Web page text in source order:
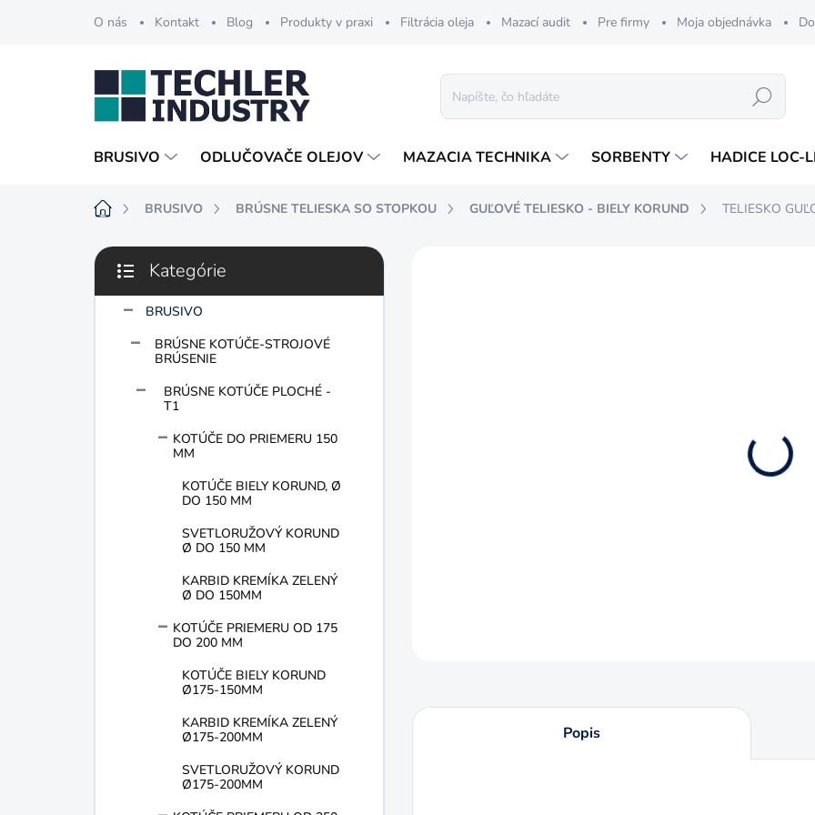
O nás Kontakt Blog Produkty v praxi Filtrácia oleja Mazací audit Pre firmy Moja objednávka
Hľadať
BRUSIVO ODLUČOVAČE OLEJOV MAZACIA TECHNIKA SORBENTY HADICE LOC-
DomovBRUSIVO BRÚSNE TELIESKA SO STOPKOU GUĽOVÉ TELIESKO - BIELY KORUND TELIESKO
B
č
Preskočiť
kategórie
Kategórie
BRUSIVO
BRÚSNE KOTÚČE-STROJOVÉ
BRÚSENIE
BRÚSNE KOTÚČE PLOCHÉ -
T1
KOTÚČE DO PRIEMERU 150
MM
KOTÚČE BIELY KORUND, Ø
DO 150 MM
SVETLORUŽOVÝ KORUND
Ø DO 150 MM
KARBID KREMÍKA ZELENÝ
Ø DO 150MM
KOTÚČE PRIEMERU OD 175
DO 200 MM
KOTÚČE BIELY KORUND
Ø175-150MM
KARBID KREMÍKA ZELENÝ
Ø175-200MM
SVETLORUŽOVÝ KORUND
Ø175-200MM
Popis